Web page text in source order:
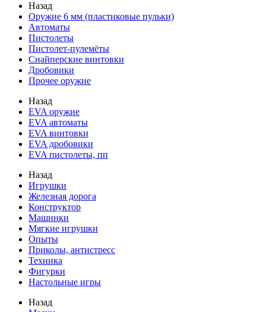
Назад
Оружие 6 мм (пластиковые пульки)
Автоматы
Пистолеты
Пистолет-пулемёты
Снайперские винтовки
Дробовики
Прочее оружие
Назад
EVA оружие
EVA автоматы
EVA винтовки
EVA дробовики
EVA пистолеты, пп
Назад
Игрушки
Железная дорога
Конструктор
Машинки
Мягкие игрушки
Опыты
Приколы, антистресс
Техника
Фигурки
Настольные игры
Назад